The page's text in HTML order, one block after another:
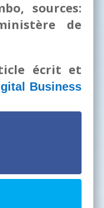
sources:
de
écrit et
Business